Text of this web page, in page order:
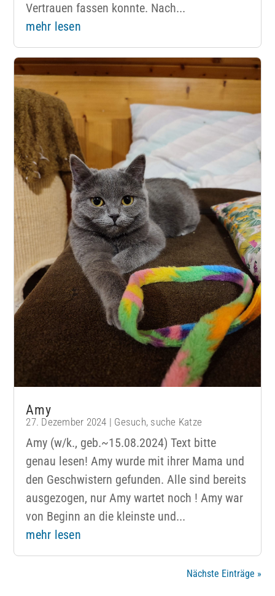
Vertrauen fassen konnte. Nach...
mehr lesen
Amy
27. Dezember 2024 | Gesuch, suche Katze
Amy (w/k., geb.~15.08.2024) Text bitte
genau lesen! Amy wurde mit ihrer Mama und
den Geschwistern gefunden. Alle sind bereits
ausgezogen, nur Amy wartet noch ! Amy war
von Beginn an die kleinste und...
mehr lesen
Nächste Einträge »